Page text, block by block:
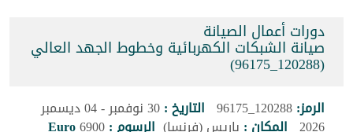
دورات أعمال الصيانة
صيانة الشبكات الكهربائية وخطوط الجهد العالي
(120288_96175)
الرمز:120288_96175 التاريخ : 30 نوفمبر - 04 ديسمبر
2026 المكان : باريس (فرنسا) الرسوم :6900
Euro